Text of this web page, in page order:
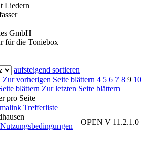
Liedern
GmbH
für die Toniebox
aufsteigend sortieren
Zur vorherigen Seite blättern 4 5 6 7 8 9 10
blättern Zur letzten Seite blättern
pro Seite
Trefferliste
OPEN V 11.2.1.0
|
Nutzungsbedingungen